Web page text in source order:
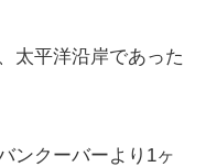
太平洋沿岸であった
ンクーバーより1ヶ